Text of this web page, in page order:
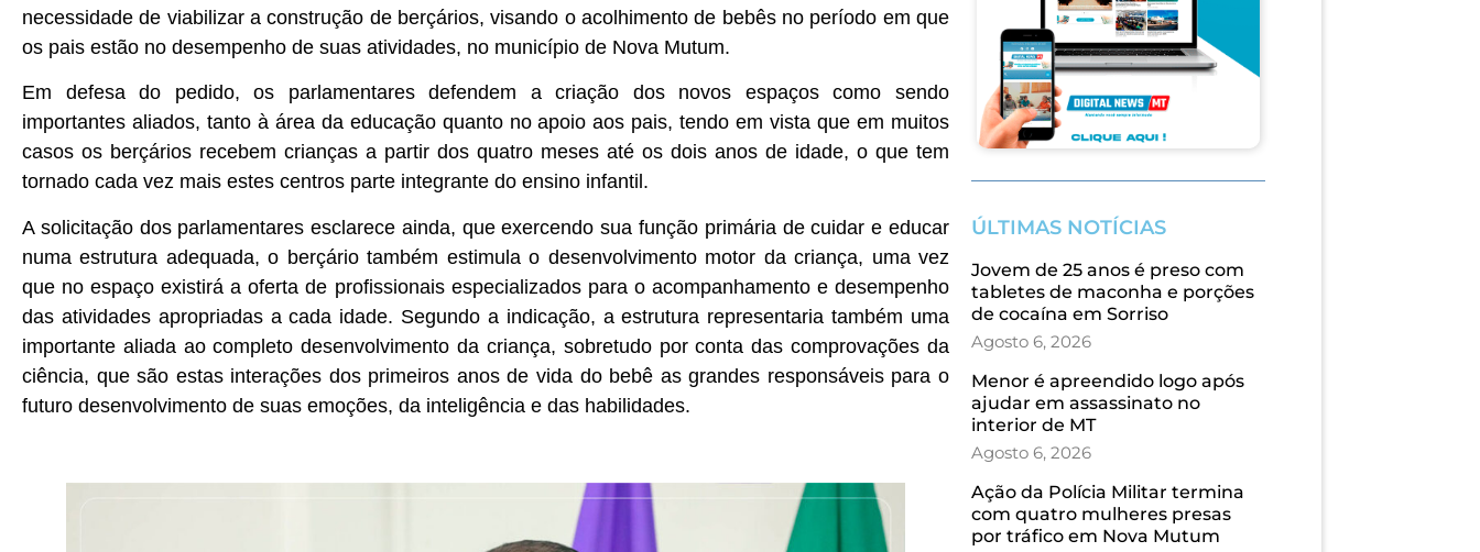
necessidade de viabilizar a construção de berçários, visando o acolhimento de bebês no período em que
os pais estão no desempenho de suas atividades, no município de Nova Mutum.
Em defesa do pedido, os parlamentares defendem a criação dos novos espaços como sendo
importantes aliados, tanto à área da educação quanto no apoio aos pais, tendo em vista que em muitos
casos os berçários recebem crianças a partir dos quatro meses até os dois anos de idade, o que tem
tornado cada vez mais estes centros parte integrante do ensino infantil.
A solicitação dos parlamentares esclarece ainda, que exercendo sua função primária de cuidar e educar
numa estrutura adequada, o berçário também estimula o desenvolvimento motor da criança, uma vez
que no espaço existirá a oferta de profissionais especializados para o acompanhamento e desempenho
das atividades apropriadas a cada idade. Segundo a indicação, a estrutura representaria também uma
importante aliada ao completo desenvolvimento da criança, sobretudo por conta das comprovações da
ciência, que são estas interações dos primeiros anos de vida do bebê as grandes responsáveis para o
futuro desenvolvimento de suas emoções, da inteligência e das habilidades.
ÚLTIMAS NOTÍCIAS
Jovem de 25 anos é preso com
tabletes de maconha e porções
de cocaína em Sorriso
Agosto 6, 2026
Menor é apreendido logo após
ajudar em assassinato no
interior de MT
Agosto 6, 2026
Ação da Polícia Militar termina
com quatro mulheres presas
por tráfico em Nova Mutum